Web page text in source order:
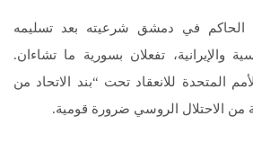
الحاكم في دمشق شرعيته بعد تسليمه
والإيرانية، تفعلان بسورية ما تشاءان.
المتحدة للانعقاد تحت “بند الاتحاد من
من الاحتلال الروسي ضرورة قومية.